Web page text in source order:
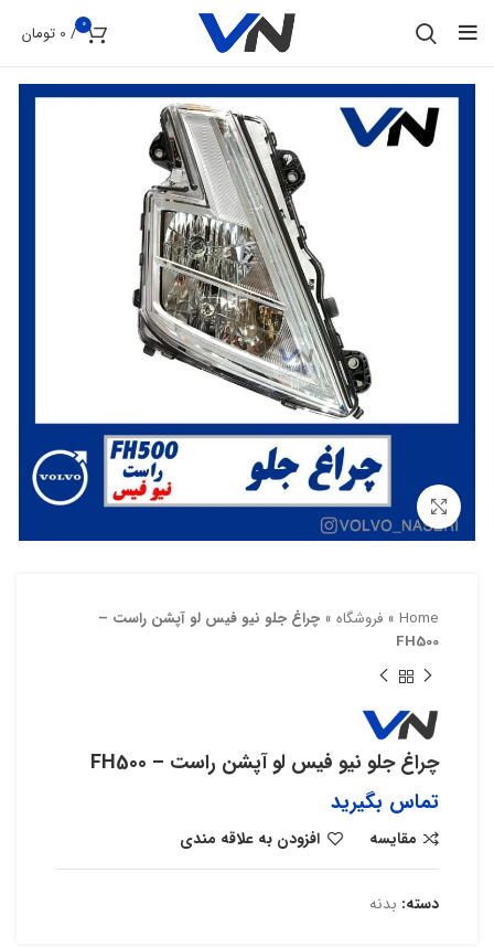
0
/
0 تومان
بزرگنمایی تصویر
Home
» فروشگاه » چراغ جلو نیو فیس لو آپشن راست –
FH500
چراغ جلو نیو فیس لو آپشن راست – FH500
تماس بگیرید
مقایسه افزودن به علاقه مندی
دسته: بدنه